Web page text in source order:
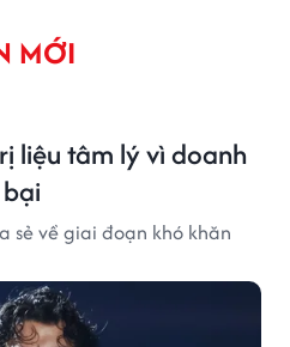
MỚI
liệu tâm lý vì doanh
sẻ về giai đoạn khó khăn